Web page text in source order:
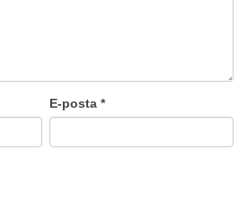
E-posta*